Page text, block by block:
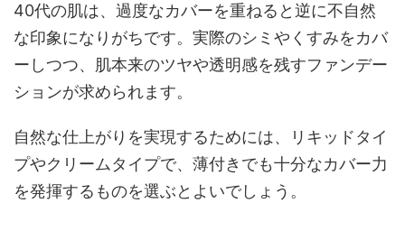
40代の肌は、過度なカバーを重ねると逆に不自然
な印象になりがちです。実際のシミやくすみをカバ
ーしつつ、肌本来のツヤや透明感を残すファンデー
ションが求められます。
自然な仕上がりを実現するためには、リキッドタイ
プやクリームタイプで、薄付きでも十分なカバー力
を発揮するものを選ぶとよいでしょう。